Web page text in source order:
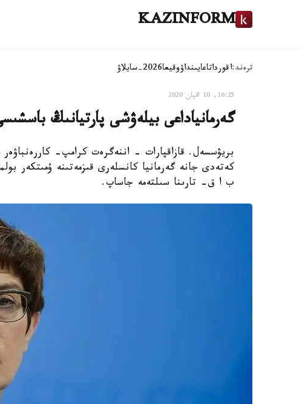
KAZINFORM
ترەند:اقورداتاعايىنداۋوقيعا2026-سايلاۋ
16:25, 10 اقپان 2020
گەرمانياداعى بيلەۋشى پارتيانىڭ
بريۋسسەل. قازاقپارات - اننەگرەت كرامپ- كاررەنباۋەر
كەتەدى جانە گەرمانيا كانسلەرى قىزمەتىنە ۇمىتكەر
ب ا ق- تارىنا سىلتەمە جاساپ.